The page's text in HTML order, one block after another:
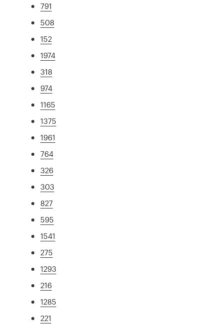
791
508
152
1974
318
974
1165
1375
1961
764
326
303
827
595
1541
275
1293
216
1285
221